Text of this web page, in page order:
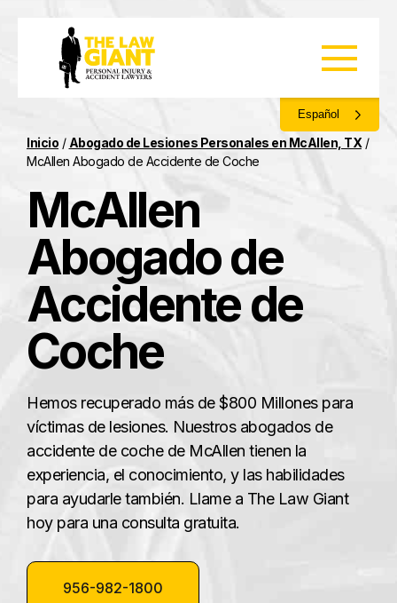
Español
Inicio / Abogado de Lesiones Personales en McAllen, TX /
McAllen Abogado de Accidente de Coche
McAllen
Abogado de
Accidente de
Coche
Hemos recuperado más de $800 Millones para
víctimas de lesiones. Nuestros abogados de
accidente de coche de McAllen tienen la
experiencia, el conocimiento, y las habilidades
para ayudarle también. Llame a The Law Giant
hoy para una consulta gratuita.
956-982-1800